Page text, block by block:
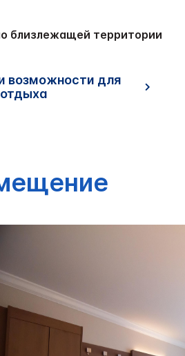
близлежащей территории
возможности для
отдыха